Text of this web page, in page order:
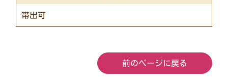
帯出可
前のページに戻る